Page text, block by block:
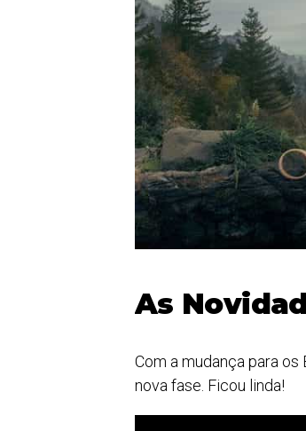
As
Com a mudança para
nova fase. Ficou linda!